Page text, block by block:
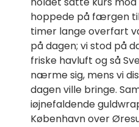
hoppede på færgen
timer lange overfart
på dagen; vi stod på
friske havluft og så
nærme sig, mens vi
dagen ville bringe.
iøjnefaldende
København over